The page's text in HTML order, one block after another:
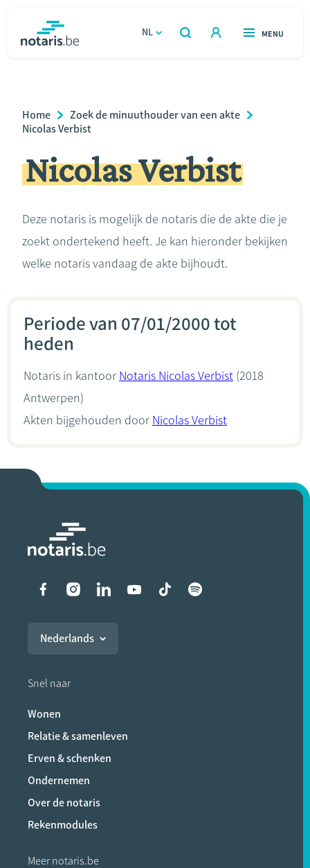
gaan
NL
OPEN
ZOEKEN
OPEN
MENU
Relatie & samenleven
Erven & schenken
Over de notaris
Breadcrumb
Home
Zoek de minuuthouder van een akte
Nicolas Verbist
Nicolas Verbist
Deze notaris is mogelijk de notaris die de akte die je
zoekt ondertekend heeft. Je kan hieronder bekijken
welke notaris vandaag de akte bijhoudt.
Periode van 07/01/2000 tot
heden
Notaris in kantoor Notaris Nicolas Verbist (2018
Antwerpen)
Akten bijgehouden door Nicolas Verbist
Liens vers les réseaux
Nederlands
Snel naar
Wonen
Relatie & samenleven
Erven & schenken
Ondernemen
Over de notaris
Rekenmodules
Meer notaris.be